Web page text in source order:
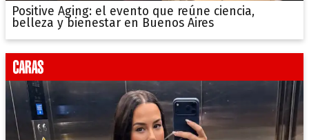
Positive Aging: el evento que reúne ciencia,
belleza y bienestar en Buenos Aires